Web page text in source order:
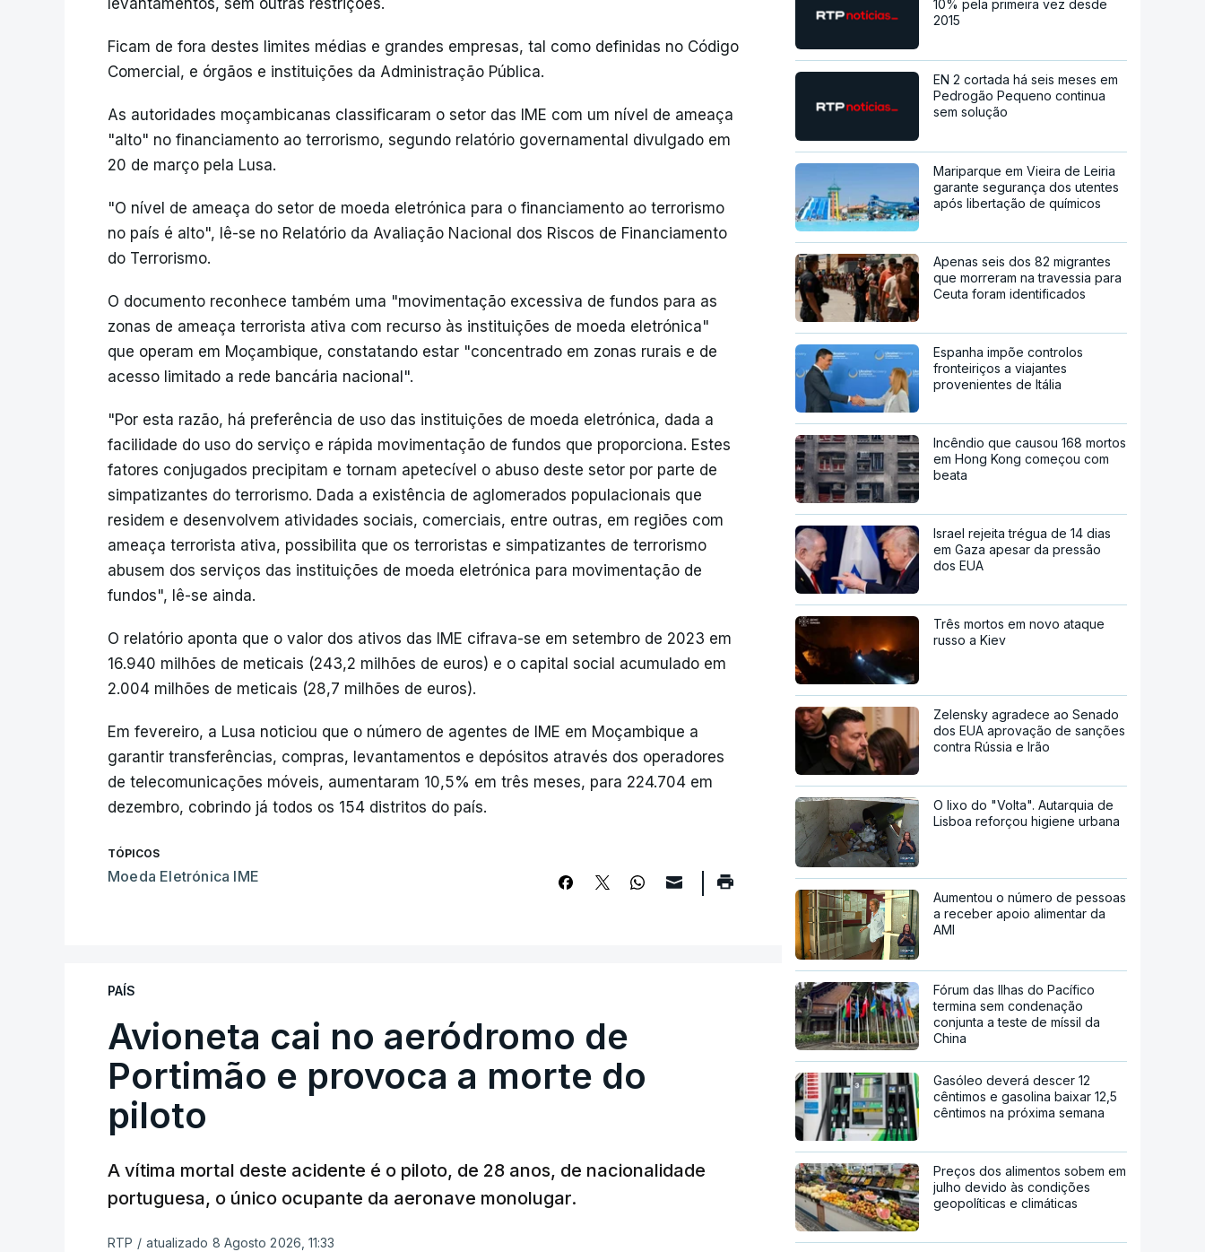
levantamentos, sem outras restrições.
Ficam de fora destes limites médias e grandes empresas, tal como definidas no Código
Comercial, e órgãos e instituições da Administração Pública.
As autoridades moçambicanas classificaram o setor das IME com um nível de ameaça
"alto" no financiamento ao terrorismo, segundo relatório governamental divulgado em
20 de março pela Lusa.
"O nível de ameaça do setor de moeda eletrónica para o financiamento ao terrorismo
no país é alto", lê-se no Relatório da Avaliação Nacional dos Riscos de Financiamento
do Terrorismo.
O documento reconhece também uma "movimentação excessiva de fundos para as
zonas de ameaça terrorista ativa com recurso às instituições de moeda eletrónica"
que operam em Moçambique, constatando estar "concentrado em zonas rurais e de
acesso limitado a rede bancária nacional".
"Por esta razão, há preferência de uso das instituições de moeda eletrónica, dada a
facilidade do uso do serviço e rápida movimentação de fundos que proporciona. Estes
fatores conjugados precipitam e tornam apetecível o abuso deste setor por parte de
simpatizantes do terrorismo. Dada a existência de aglomerados populacionais que
residem e desenvolvem atividades sociais, comerciais, entre outras, em regiões com
ameaça terrorista ativa, possibilita que os terroristas e simpatizantes de terrorismo
abusem dos serviços das instituições de moeda eletrónica para movimentação de
fundos", lê-se ainda.
O relatório aponta que o valor dos ativos das IME cifrava-se em setembro de 2023 em
16.940 milhões de meticais (243,2 milhões de euros) e o capital social acumulado em
2.004 milhões de meticais (28,7 milhões de euros).
Em fevereiro, a Lusa noticiou que o número de agentes de IME em Moçambique a
garantir transferências, compras, levantamentos e depósitos através dos operadores
de telecomunicações móveis, aumentaram 10,5% em três meses, para 224.704 em
dezembro, cobrindo já todos os 154 distritos do país.
TÓPICOS
Moeda Eletrónica IME
PAÍS
Avioneta cai no aeródromo de
Portimão e provoca a morte do
piloto
A vítima mortal deste acidente é o piloto, de 28 anos, de nacionalidade
portuguesa, o único ocupante da aeronave monolugar.
RTP / atualizado 8 Agosto 2026, 11:33
10% pela primeira vez desde
2015
EN 2 cortada há seis meses em
Pedrogão Pequeno continua
sem solução
Mariparque em Vieira de Leiria
garante segurança dos utentes
após libertação de químicos
Apenas seis dos 82 migrantes
que morreram na travessia para
Ceuta foram identificados
Espanha impõe controlos
fronteiriços a viajantes
provenientes de Itália
Incêndio que causou 168 mortos
em Hong Kong começou com
beata
Israel rejeita trégua de 14 dias
em Gaza apesar da pressão
dos EUA
Três mortos em novo ataque
russo a Kiev
Zelensky agradece ao Senado
dos EUA aprovação de sanções
contra Rússia e Irão
O lixo do "Volta". Autarquia de
Lisboa reforçou higiene urbana
Aumentou o número de pessoas
a receber apoio alimentar da
AMI
Fórum das Ilhas do Pacífico
termina sem condenação
conjunta a teste de míssil da
China
Gasóleo deverá descer 12
cêntimos e gasolina baixar 12,5
cêntimos na próxima semana
Preços dos alimentos sobem em
julho devido às condições
geopolíticas e climáticas